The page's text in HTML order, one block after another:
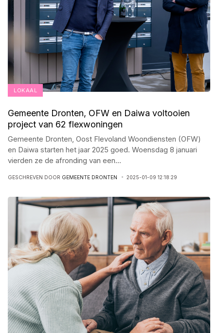
LOKAAL
Gemeente Dronten, OFW en Daiwa voltooien
project van 62 flexwoningen
Gemeente Dronten, Oost Flevoland Woondiensten (OFW)
en Daiwa starten het jaar 2025 goed. Woensdag 8 januari
vierden ze de afronding van een...
GESCHREVEN DOOR GEMEENTE DRONTEN 2025-01-09 12:18:29